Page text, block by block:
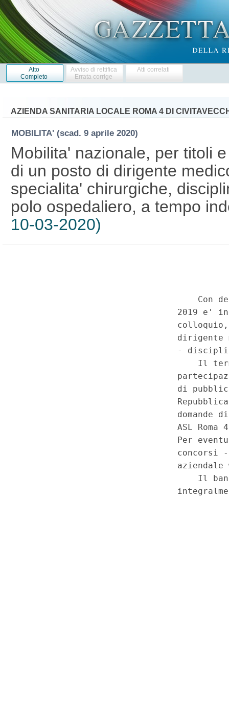
Atto
Completo
Avviso di rettifica
Errata corrige
Atti correlati
AZIENDA SANITARIA LOCALE ROMA 4 DI
MOBILITA' (scad. 9 aprile 2020)
Mobilita' nazionale, per titoli
di un posto di dirigente
specialita' chirurgiche,
polo ospedaliero, a tempo
10-03-2020)